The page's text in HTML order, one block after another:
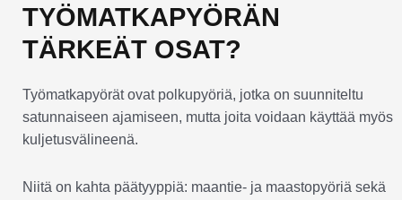
TYÖMATKAPYÖRÄN
TÄRKEÄT OSAT?
Työmatkapyörät ovat polkupyöriä, jotka on suunniteltu
satunnaiseen ajamiseen, mutta joita voidaan käyttää myös
kuljetusvälineenä.
Niitä on kahta päätyyppiä: maantie- ja maastopyöriä sekä